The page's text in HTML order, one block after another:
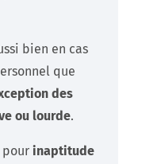
bien en cas
que
des
ou lourde.
pour inaptitude